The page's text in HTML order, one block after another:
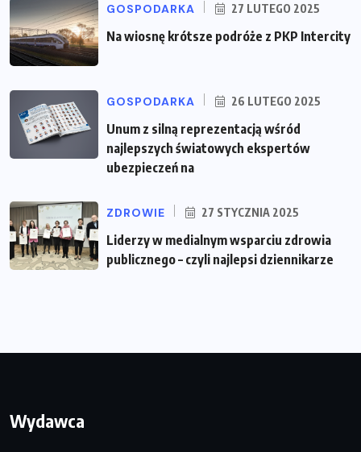
GOSPODARKA 27 LUTEGO 2025
Na wiosnę krótsze podróże z PKP Intercity
GOSPODARKA 26 LUTEGO 2025
Unum z silną reprezentacją wśród
najlepszych światowych ekspertów
ubezpieczeń na
ZDROWIE 27 STYCZNIA 2025
Liderzy w medialnym wsparciu zdrowia
publicznego – czyli najlepsi dziennikarze
Wydawca